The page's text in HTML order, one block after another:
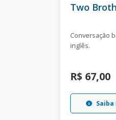
Two
Conversação
inglês.
R$ 67,00
Saiba